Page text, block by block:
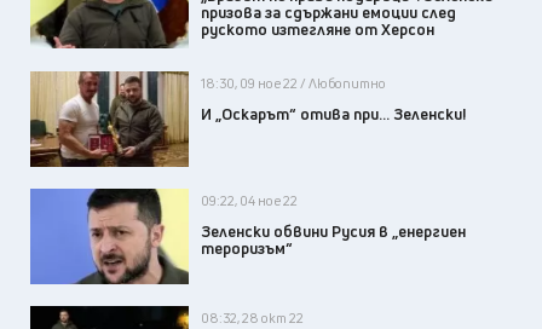
призова за сдържани емоции след
руското изтегляне от Херсон
18:30, 09 ное 22 / Любопитно
И „Оскарът“ отива при... Зеленски!
09:22, 04 ное 22
Зеленски обвини Русия в „енергиен
тероризъм“
08:32, 28 окт 22